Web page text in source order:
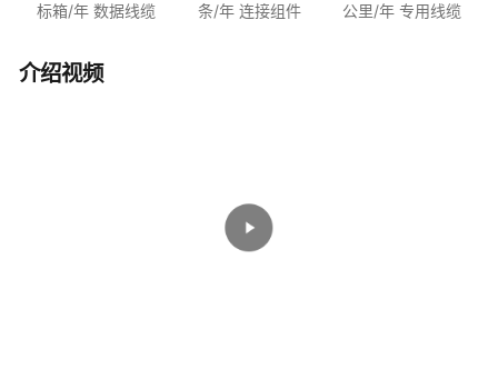
标箱/年 数据线缆 条/年 连接组件 公里/年 专用线缆
介绍视频